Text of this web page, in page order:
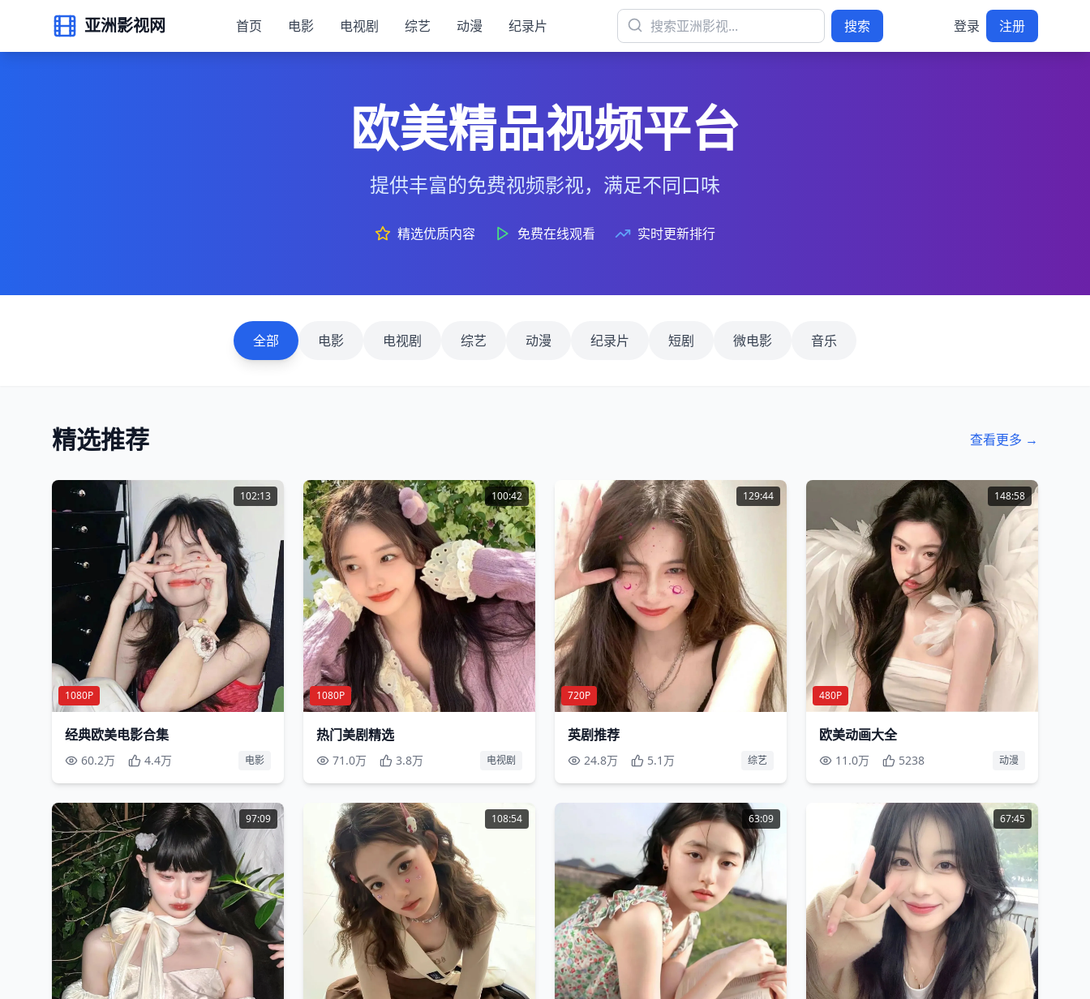
亚洲影视网 首页 电影 电视剧 综艺 动漫 纪录片 搜索 登录 注册
欧美精品视频平台
提供丰富的免费视频影视，满足不同口味
精选优质内容 免费在线观看 实时更新排行
全部 电影 电视剧 综艺 动漫 纪录片 短剧 微电影 音乐
精选推荐 查看更多 →
102:13
1080P
经典欧美电影合集
60.2万 4.4万 电影
100:42
1080P
热门美剧精选
71.0万 3.8万 电视剧
129:44
720P
英剧推荐
24.8万 5.1万 综艺
148:58
480P
欧美动画大全
11.0万 5238 动漫
97:09 108:54 63:09 67:45